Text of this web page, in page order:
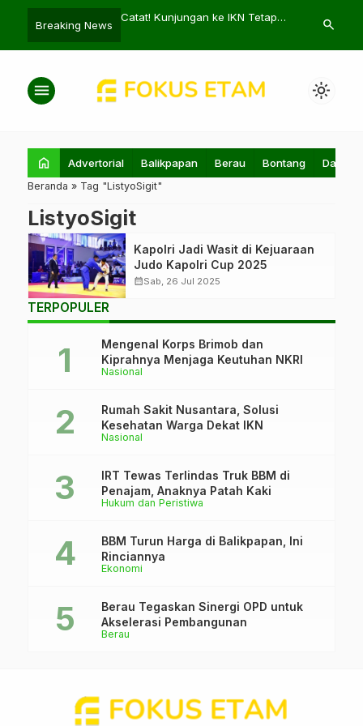
Breaking News
Catat! Kunjungan ke IKN Tetap
Telkomsel
Samarinda
search
menu light_mode
home Advertorial Balikpapan Berau Bontang Daerah
Beranda » Tag "ListyoSigit"
ListyoSigit
Kapolri Jadi Wasit di Kejuaraan
Judo Kapolri Cup 2025
calendar_monthSab, 26 Jul 2025
TERPOPULER
Nasional
Mengenal Korps Brimob dan
Kiprahnya Menjaga Keutuhan NKRI
Nasional
Rumah Sakit Nusantara, Solusi
Kesehatan Warga Dekat IKN
Hukum dan Peristiwa
IRT Tewas Terlindas Truk BBM di
Penajam, Anaknya Patah Kaki
Ekonomi
BBM Turun Harga di Balikpapan, Ini
Rinciannya
Berau
Berau Tegaskan Sinergi OPD untuk
Akselerasi Pembangunan